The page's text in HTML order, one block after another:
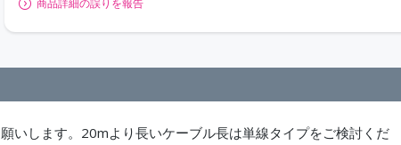
商品詳細の誤りを報告
いします。20mより長いケーブル長は単線タイプをご検討くだ